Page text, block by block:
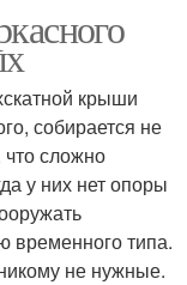
крыши
собирается не
сложно
у них нет опоры
временного типа.
не нужные.